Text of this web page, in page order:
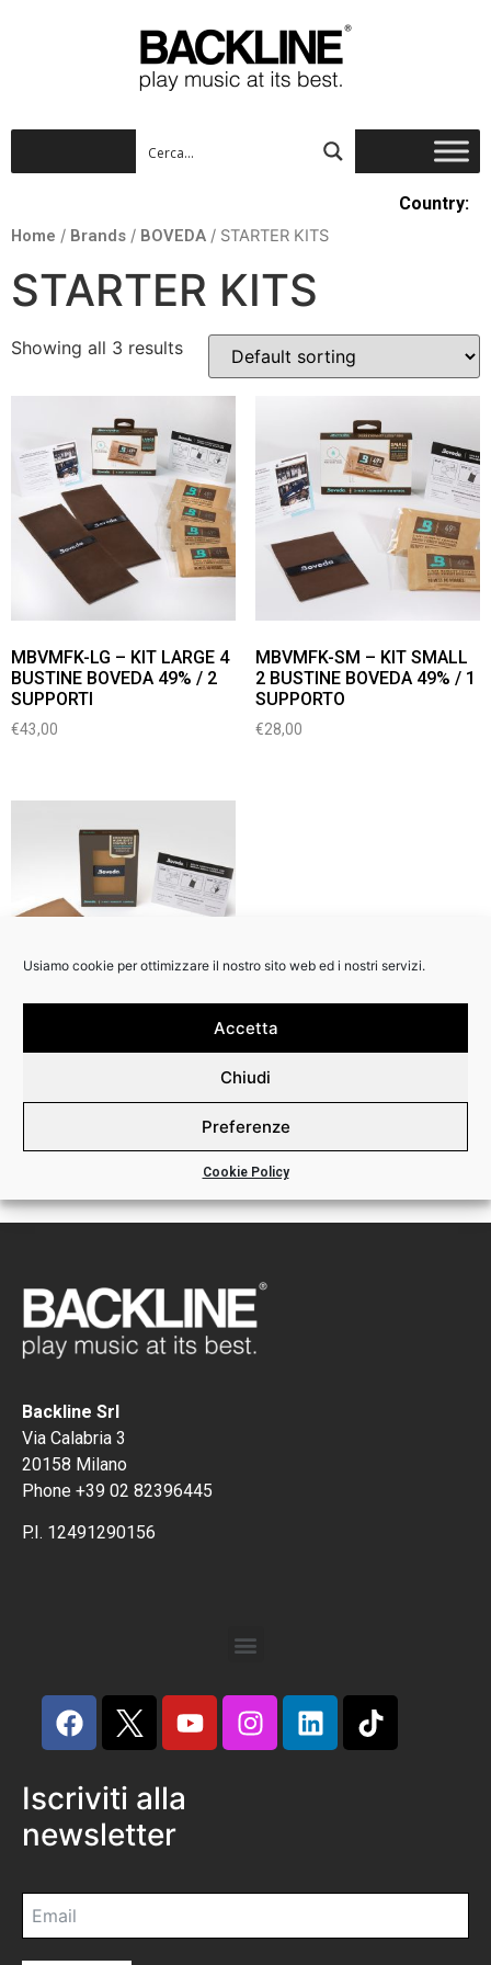
Usiamo cookie per ottimizzare il nostro sito web ed i nostri servizi.
Accetta
Chiudi
Preferenze
Cookie Policy
Country:
Home / Brands / BOVEDA / STARTER KITS
STARTER KITS
Showing all 3 results
MBVMFK-LG – KIT LARGE 4
BUSTINE BOVEDA 49% / 2
SUPPORTI
€43,00
MBVMFK-SM – KIT SMALL
2 BUSTINE BOVEDA 49% / 1
SUPPORTO
€28,00
SUPPORTO
Backline Srl
Via Calabria 3
20158 Milano
Phone +39 02 82396445
P.I. 12491290156
Iscriviti alla
newsletter